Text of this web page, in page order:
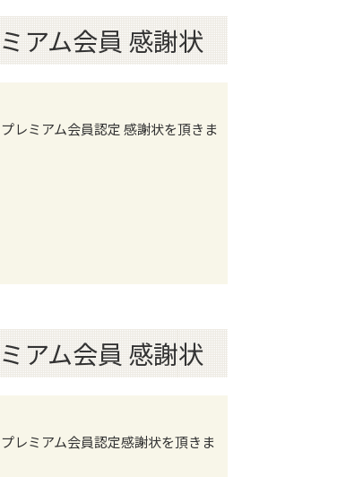
アム会員 感謝状
レミアム会員認定 感謝状を頂きま
アム会員 感謝状
レミアム会員認定感謝状を頂きま